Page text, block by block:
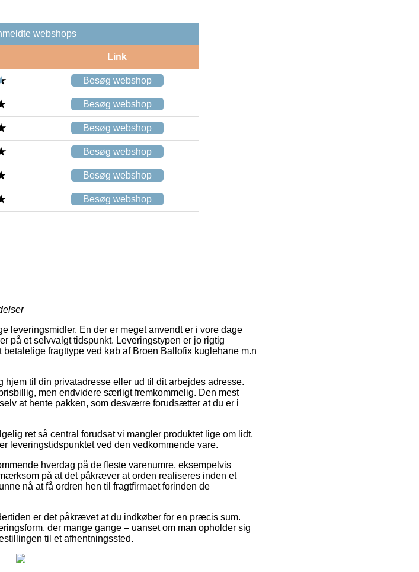
webshops
Link
Besøg webshop
Besøg webshop
Besøg webshop
Besøg webshop
Besøg webshop
Besøg webshop
leveringsmidler. En der er meget anvendt er i vore dage
på et selvvalgt tidspunkt. Leveringstypen er jo rigtig
fragttype ved køb af Broen Ballofix kuglehane m.n
til din privatadresse eller ud til dit arbejdes adresse.
men endvidere særligt fremkommelig. Den mest
at hente pakken, som desværre forudsætter at du er i
ret så central forudsat vi mangler produktet lige om lidt,
leveringstidspunktet ved den vedkommende vare.
hverdag på de fleste varenumre, eksempelvis
på at det påkræver at orden realiseres inden et
nå at få ordren hen til fragtfirmaet forinden de
er det påkrævet at du indkøber for en præcis sum.
der mange gange – uanset om man opholder sig
til et afhentningssted.